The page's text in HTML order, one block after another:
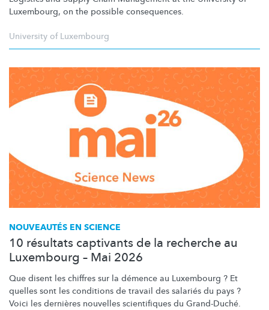
Luxembourg, on the possible consequences.
University of Luxembourg
NOUVEAUTÉS EN SCIENCE
10 résultats captivants de la recherche au
Luxembourg – Mai 2026
Que disent les chiffres sur la démence au Luxembourg ? Et
quelles sont les conditions de travail des salariés du pays ?
Voici les dernières nouvelles scientifiques du Grand-Duché.